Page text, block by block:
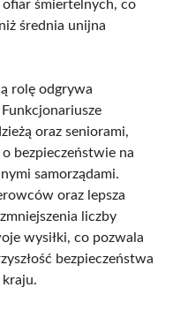
ofiar śmiertelnych, co
średnia unijna
rolę odgrywa
oraz seniorami,
bezpieczeństwie na
samorządami.
oraz lepsza
liczby
wysiłki, co pozwala
bezpieczeństwa